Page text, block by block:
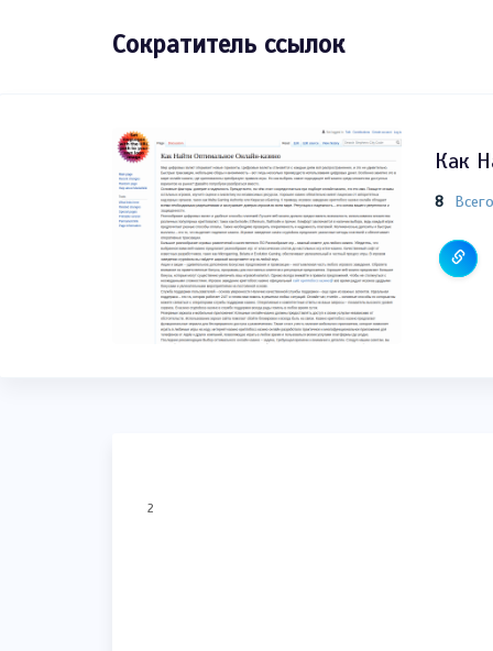
Сократитель ссылок
Как
8
2